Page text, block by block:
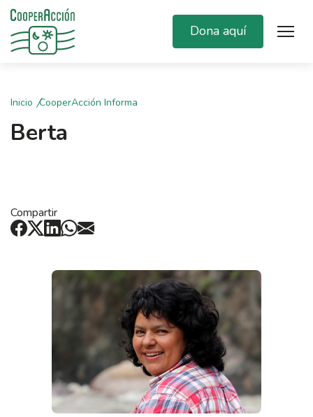
Dona aquí
Inicio CooperAcción Informa
Berta
Compartir